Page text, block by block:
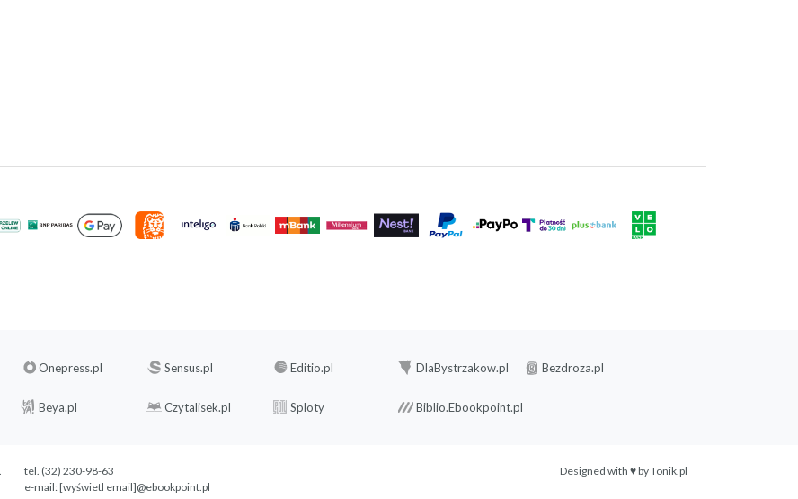
Onepress.pl Sensus.pl Editio.pl DlaBystrzakow.pl Bezdroza.pl
Beya.pl Czytalisek.pl Sploty Biblio.Ebookpoint.pl
Designed with ♥ byTonik.pl
tel. (32) 230-98-63
e-mail:[wyświetl email]@ebookpoint.pl